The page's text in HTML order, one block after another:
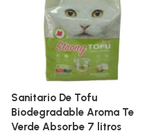
Sanitario De Tofu
Biodegradable Aroma Te
Verde Absorbe 7 litros